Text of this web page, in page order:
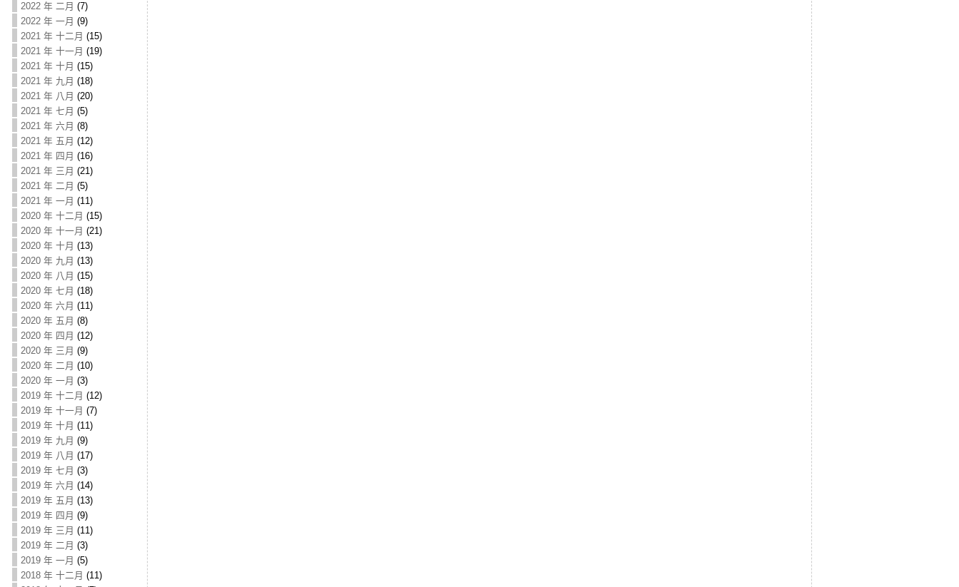
2022 年 二月 (7)
2022 年 一月 (9)
2021 年 十二月 (15)
2021 年 十一月 (19)
2021 年 十月 (15)
2021 年 九月 (18)
2021 年 八月 (20)
2021 年 七月 (5)
2021 年 六月 (8)
2021 年 五月 (12)
2021 年 四月 (16)
2021 年 三月 (21)
2021 年 二月 (5)
2021 年 一月 (11)
2020 年 十二月 (15)
2020 年 十一月 (21)
2020 年 十月 (13)
2020 年 九月 (13)
2020 年 八月 (15)
2020 年 七月 (18)
2020 年 六月 (11)
2020 年 五月 (8)
2020 年 四月 (12)
2020 年 三月 (9)
2020 年 二月 (10)
2020 年 一月 (3)
2019 年 十二月 (12)
2019 年 十一月 (7)
2019 年 十月 (11)
2019 年 九月 (9)
2019 年 八月 (17)
2019 年 七月 (3)
2019 年 六月 (14)
2019 年 五月 (13)
2019 年 四月 (9)
2019 年 三月 (11)
2019 年 二月 (3)
2019 年 一月 (5)
2018 年 十二月 (11)